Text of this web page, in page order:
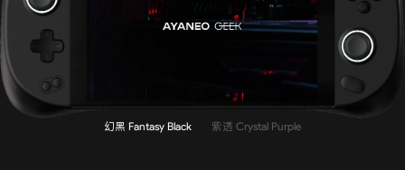
幻黑 Fantasy Black 紫透 Crystal Purple